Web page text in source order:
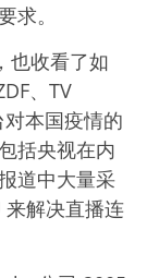
求。
也收看了如
、TV
本国疫情的
括央视在内
道中大量采
来解决直播连